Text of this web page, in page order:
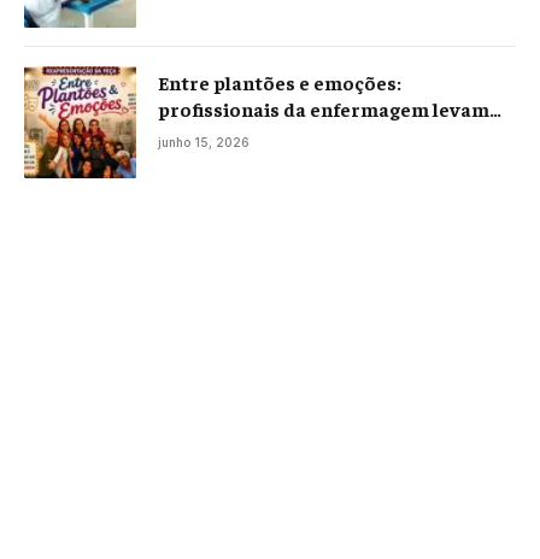
Entre plantões e emoções:
profissionais da enfermagem levam
histórias reais ao palco em Campos
junho 15, 2026